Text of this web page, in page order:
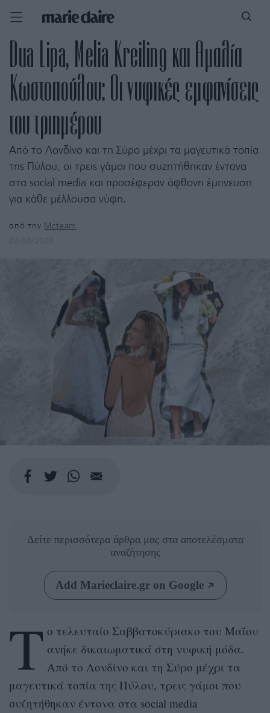
Dua Lipa, Melia Kreiling και Αμαλία
Κωστοπούλου: Οι νυφικές εμφανίσεις
του τριημέρου
Από το Λονδίνο και τη Σύρο μέχρι τα μαγευτικά τοπία
της Πύλου, οι τρεις γάμοι που συζητήθηκαν έντονα
στα social media και προσέφεραν άφθονη έμπνευση
για κάθε μέλλουσα νύφη.
από την Mcteam
Δείτε περισσότερα άρθρα μας στα αποτελέσματα
αναζήτησης
Add Marieclaire.gr on Google
Τ ο τελευταίο Σαββατοκύριακο του Μαΐου
ανήκε δικαιωματικά στη νυφική μόδα.
Από το Λονδίνο και τη Σύρο μέχρι τα
μαγευτικά τοπία της Πύλου, τρεις γάμοι που
συζητήθηκαν έντονα στα social media